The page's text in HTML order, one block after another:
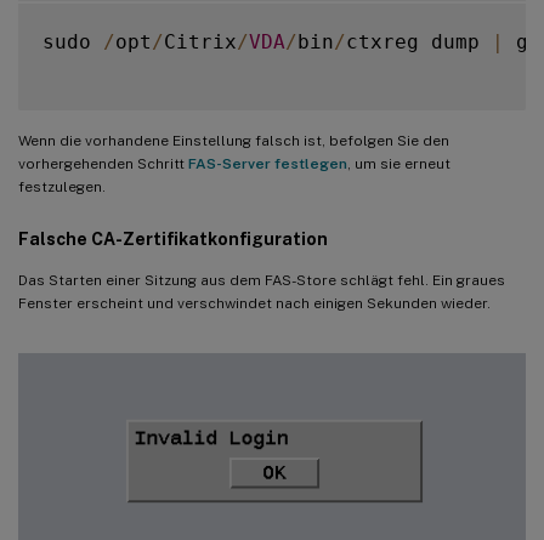
sudo /opt /Citrix/VDA/bin/ctxreg dump |
Wenn die vorhandene Einstellung falsch ist, befolgen Sie den
vorhergehenden Schritt FAS-Server festlegen , um sie erneut
festzulegen.
Falsche CA-Zertifikatkonfiguration
Das Starten einer Sitzung aus dem FAS-Store schlägt fehl. Ein graues
Fenster erscheint und verschwindet nach einigen Sekunden wieder.